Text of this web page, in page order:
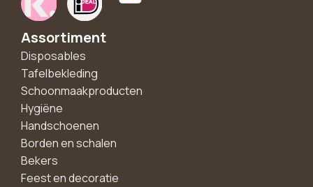
Assortiment
Disposables
Tafelbekleding
Schoonmaakproducten
Hygiëne
Handschoenen
Borden en schalen
Bekers
Feest en decoratie